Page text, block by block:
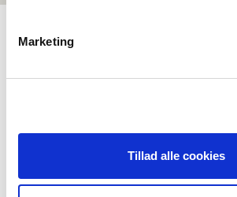
Marketing
Tillad alle cookies
Om Föreningen Norden